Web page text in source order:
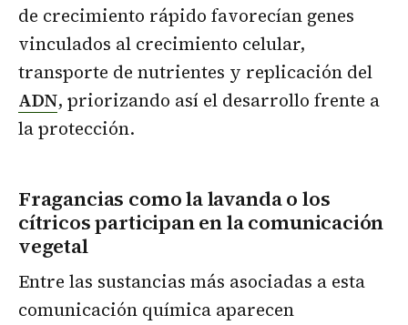
de crecimiento rápido favorecían genes
vinculados al crecimiento celular,
transporte de nutrientes y replicación del
ADN, priorizando así el desarrollo frente a
la protección.
Fragancias como la lavanda o los
cítricos participan en la comunicación
vegetal
Entre las sustancias más asociadas a esta
comunicación química aparecen